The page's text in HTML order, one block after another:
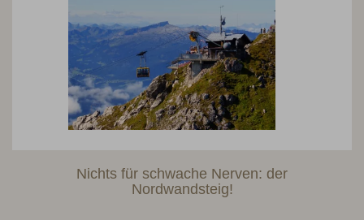
Nichts für schwache Nerven: der
Nordwandsteig!